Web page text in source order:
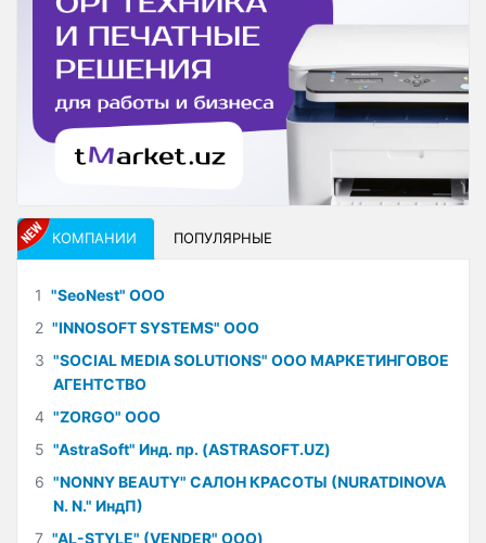
КОМПАНИИ ПОПУЛЯРНЫЕ
1 "SeoNest" ООО
2 "INNOSOFT SYSTEMS" ООО
3 "SOCIAL MEDIA SOLUTIONS" ООО МАРКЕТИНГОВОЕ
АГЕНТСТВО
4 "ZORGO" ООО
5 "AstraSoft" Инд. пр. (ASTRASOFT.UZ)
6 "NONNY BEAUTY" САЛОН КРАСОТЫ (NURATDINOVA
N. N." ИндП)
7 "AL-STYLE" (VENDER" ООО)